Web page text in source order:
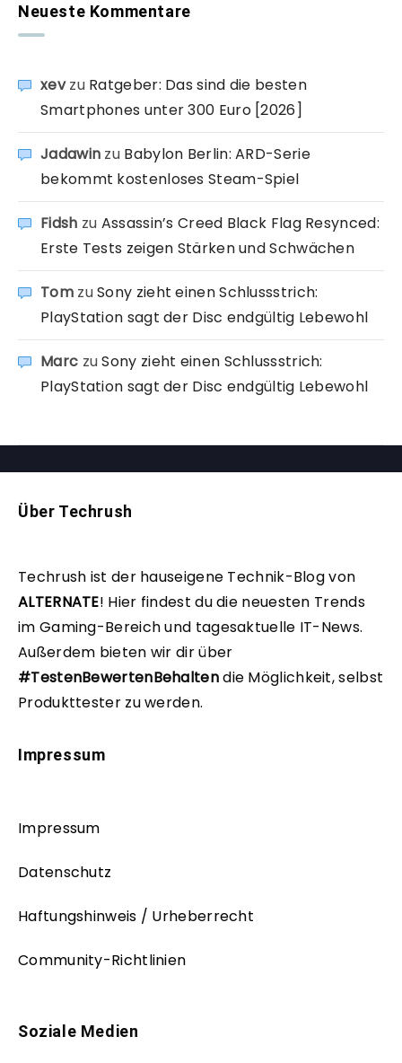
Neueste Kommentare
xevzu Ratgeber: Das sind die besten
Smartphones unter 300 Euro [2026]
Jadawin zu Babylon Berlin: ARD-Serie
bekommt kostenloses Steam-Spiel
Fidsh zu Assassin’s Creed Black Flag Resynced:
Erste Tests zeigen Stärken und Schwächen
TomzuSony zieht einen Schlussstrich:
PlayStation sagt der Disc endgültig Lebewohl
Marc zuSony zieht einen Schlussstrich:
PlayStation sagt der Disc endgültig Lebewohl
Über Techrush
Techrush ist der hauseigene Technik-Blog von
ALTERNATE! Hier findest du die neuesten Trends
im Gaming-Bereich und tagesaktuelle IT-News.
Außerdem bieten wir dir über
#TestenBewertenBehaltendie Möglichkeit, selbst
Produkttester zu werden.
Impressum
Impressum
Datenschutz
Haftungshinweis / Urheberrecht
Community-Richtlinien
Soziale Medien